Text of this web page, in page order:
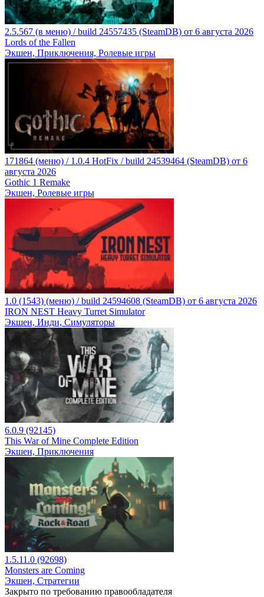
2.5.567 (в меню) / build 24557435 (SteamDB) от 6 августа 2026
Lords of the Fallen
Экшен, Приключения, Ролевые игры
171864 (меню) / 1.0.4 HotFix / build 24539464 (SteamDB) от 6
августа 2026
Gothic 1 Remake
Экшен, Ролевые игры
1.0 (1543) (меню) / build 24594608 (SteamDB) от 6 августа 2026
IRON NEST Heavy Turret Simulator
Экшен, Инди, Симуляторы
6.0.9 (92145)
This War of Mine Complete Edition
Экшен, Приключения
1.5.11.0 (92698)
Monsters are Coming
Экшен, Стратегии
Закрыто по требованию правообладателя